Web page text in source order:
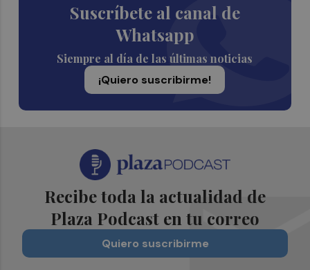
Suscríbete al canal de
Whatsapp
Siempre al día de las últimas noticias
¡Quiero suscribirme!
Recibe toda la actualidad de
Plaza Podcast en tu correo
Quiero suscribirme